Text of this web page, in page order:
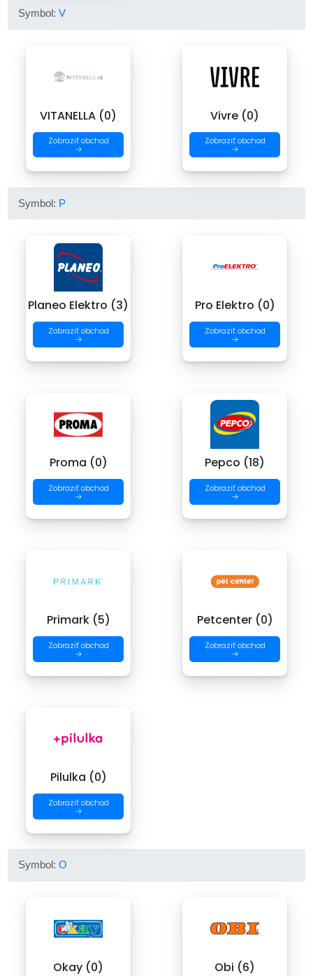
Symbol:V
VITANELLA (0)
Zobraziť obchod
→
Vivre (0)
Zobraziť obchod
→
Symbol: P
Planeo Elektro (3)
Zobraziť obchod
→
Pro Elektro (0)
Zobraziť obchod
→
Proma (0)
Zobraziť obchod
→
Pepco (18)
Zobraziť obchod
→
Primark (5)
Zobraziť obchod
→
Petcenter (0)
Zobraziť obchod
→
Pilulka (0)
Zobraziť obchod
→
Symbol:O
Okay (0) Obi (6)